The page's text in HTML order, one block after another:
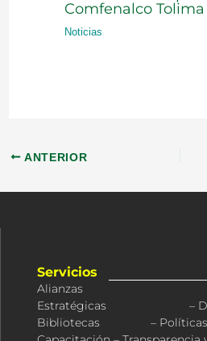
Comfenalco Tolima
Noticias
ANTERIOR
Servicios
Alianzas
Estratégicas
Bibliotecas
–
–